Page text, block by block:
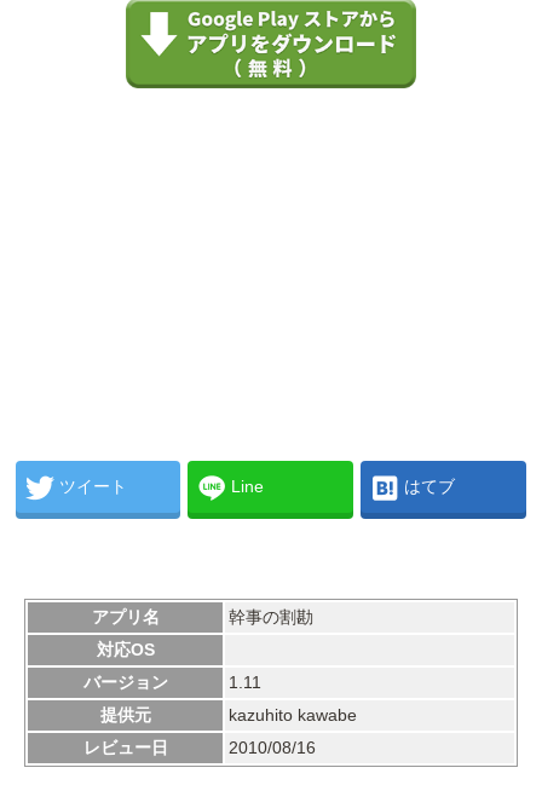
ツイート Line はてブ
アプリ名
幹事の割勘
対応OS
バージョン
1.11
提供元
kazuhito kawabe
レビュー日
2010/08/16